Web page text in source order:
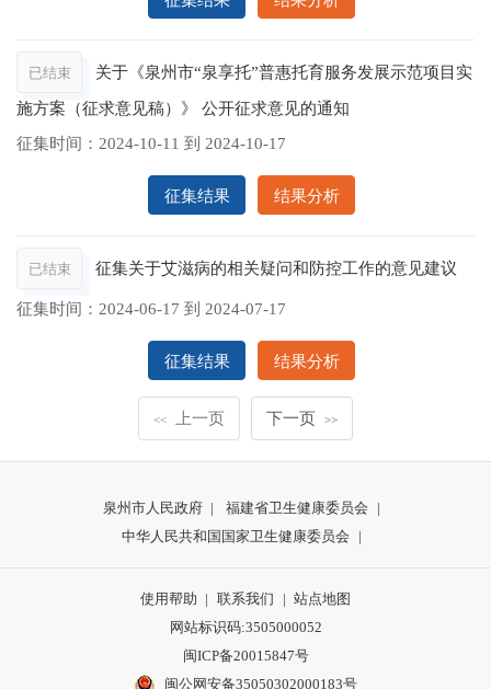
已结束
关于《泉州市“泉享托”普惠托育服务发展示范项目实
施方案（征求意见稿）》 公开征求意见的通知
征集时间： 2024-10-11 到 2024-10-17
征集结果 结果分析
已结束 征集关于艾滋病的相关疑问和防控工作的意见建议
征集时间： 2024-06-17 到 2024-07-17
征集结果 结果分析
<< 上一页 下一页 >>
泉州市人民政府 | 福建省卫生健康委员会
|
中华人民共和国国家卫生健康委员会
|
使用帮助 | 联系我们 | 站点地图
网站标识码:3505000052
闽ICP备20015847号
闽公网安备35050302000183号